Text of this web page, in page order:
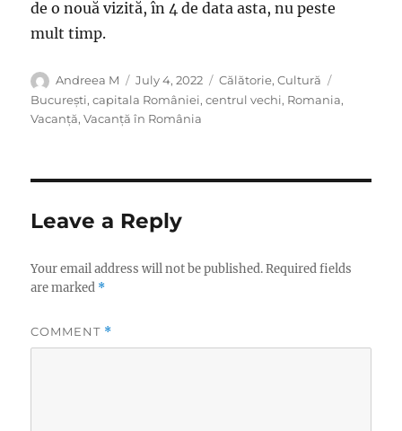
de o nouă vizită, în 4 de data asta, nu peste
mult timp.
Author
Andreea M
Posted
on
July 4, 2022 Categories
Călătorie,Cultură
București,capitala României,centrul vechi, Romania,
Vacanță,Vacanță în România
Leave a Reply
Your email address will not be published. Required fields
are marked *
COMMENT *